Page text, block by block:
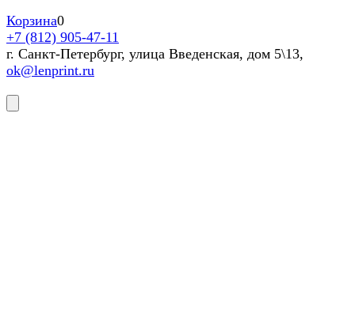
Корзина0
+7 (812) 905-47-11
г. Санкт-Петербург, улица Введенская, дом 5\13,
ok@lenprint.ru